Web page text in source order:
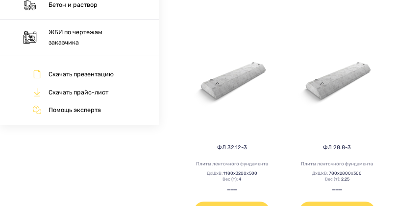
Бетон и раствор
ЖБИ по чертежам
заказчика
Скачать презентацию
Скачать прайс-лист
Помощь эксперта
ФЛ 32.12-3
Плиты ленточного фундамента
ДхШхВ: 1180х3200х500
Вес (т):4
———
ФЛ 28.8-3
Плиты ленточного фундамента
ДхШхВ:780х2800х300
Вес (т): 2.25
———